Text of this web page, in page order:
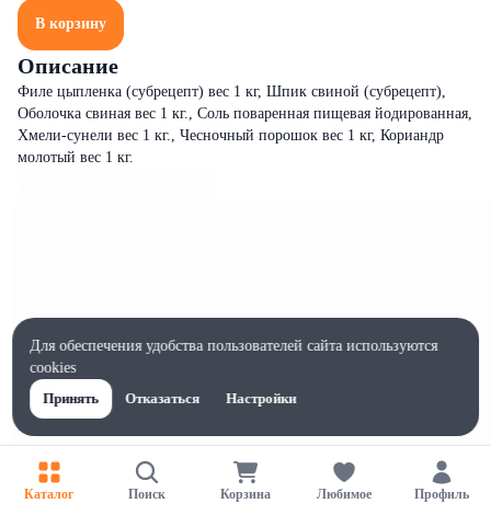
В корзину
Описание
Филе цыпленка (субрецепт) вес 1 кг, Шпик свиной (субрецепт),
Оболочка свиная вес 1 кг., Соль поваренная пищевая йодированная,
Хмели-сунели вес 1 кг., Чесночный порошок вес 1 кг, Кориандр
молотый вес 1 кг.
Каталог Поиск Корзина Любимое Профиль
Для обеспечения удобства пользователей сайта используются
cookies
Принять
Отказаться Настройки